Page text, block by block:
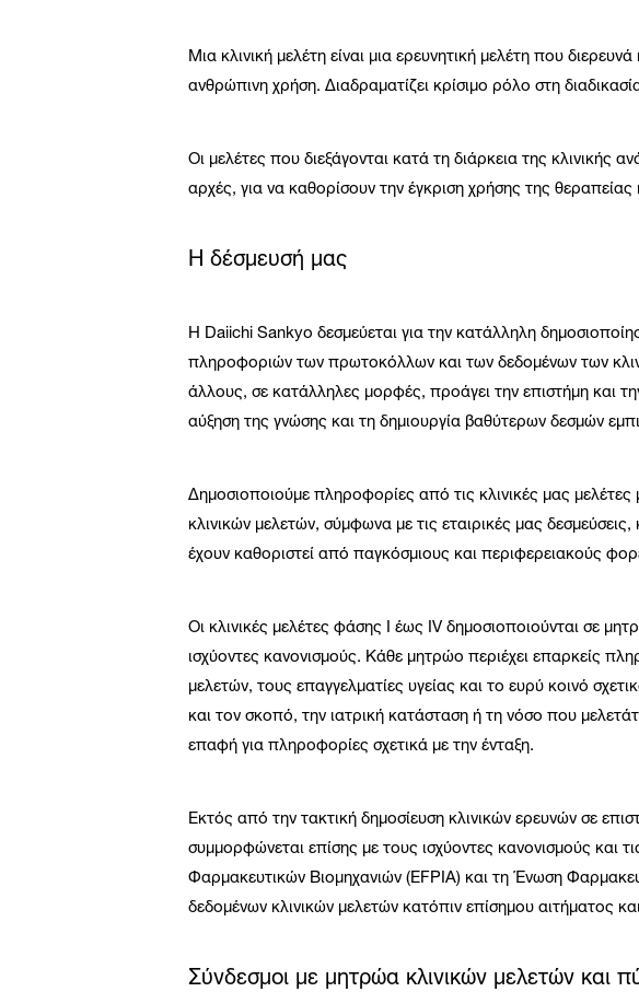
Μια κλινική μελέτη είναι μια ερευνητική μελέτη που
ανθρώπινη χρήση. Διαδραματίζει κρίσιμο ρόλο στη
Οι μελέτες που διεξάγονται κατά τη διάρκεια της κλινικής
αρχές, για να καθορίσουν την έγκριση χρήσης της θεραπείας
Η δέσμευσή μας
Η Daiichi Sankyo δεσμεύεται για την κατάλληλη
πληροφοριών των πρωτοκόλλων και των δεδομένων των
άλλους, σε κατάλληλες μορφές, προάγει την επιστήμη και
αύξηση της γνώσης και τη δημιουργία βαθύτερων δεσμών
Δημοσιοποιούμε πληροφορίες από τις κλινικές μας
κλινικών μελετών, σύμφωνα με τις εταιρικές μας
έχουν καθοριστεί από παγκόσμιους και περιφερειακούς
Οι κλινικές μελέτες φάσης I έως IV δημοσιοποιούνται σε
ισχύοντες κανονισμούς. Κάθε μητρώο περιέχει επαρκείς
μελετών, τους επαγγελματίες υγείας και το ευρύ κοινό
και τον σκοπό, την ιατρική κατάσταση ή τη νόσο που
επαφή για πληροφορίες σχετικά με την ένταξη.
Εκτός από την τακτική δημοσίευση κλινικών ερευνών σε
συμμορφώνεται επίσης με τους ισχύοντες κανονισμούς
Φαρμακευτικών Βιομηχανιών (EFPIA) και τη Ένωση
δεδομένων κλινικών μελετών κατόπιν επίσημου αιτήματος
Σύνδεσμοι με μητρώα κλινικών μελετών και